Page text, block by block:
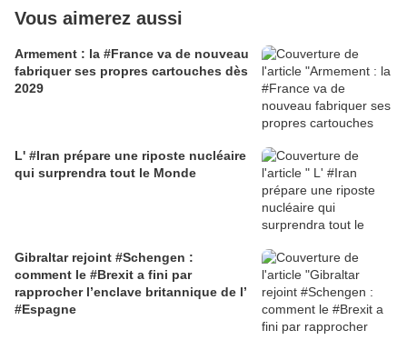
Vous aimerez aussi
Armement : la #France va de nouveau
fabriquer ses propres cartouches dès
2029
L' #Iran prépare une riposte nucléaire
qui surprendra tout le Monde
Gibraltar rejoint #Schengen :
comment le #Brexit a fini par
rapprocher l’enclave britannique de l’
#Espagne